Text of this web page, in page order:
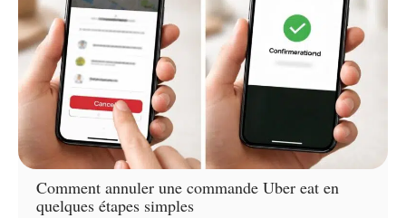
Comment annuler une commande Uber eat en
quelques étapes simples